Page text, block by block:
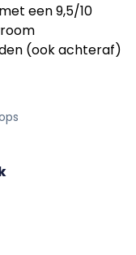
een 9,5/10
(ook achteraf)